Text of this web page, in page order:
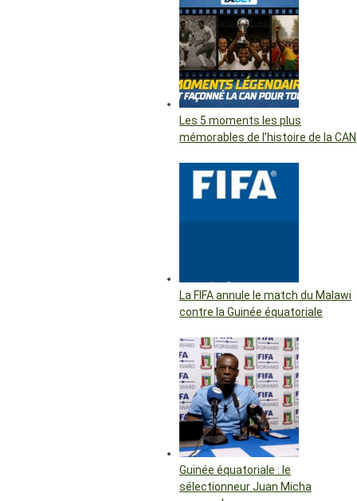
Les 5 moments les plus
mémorables de l’histoire de la CAN
La FIFA annule le match du Malawi
contre la Guinée équatoriale
Guinée équatoriale : le
sélectionneur Juan Micha